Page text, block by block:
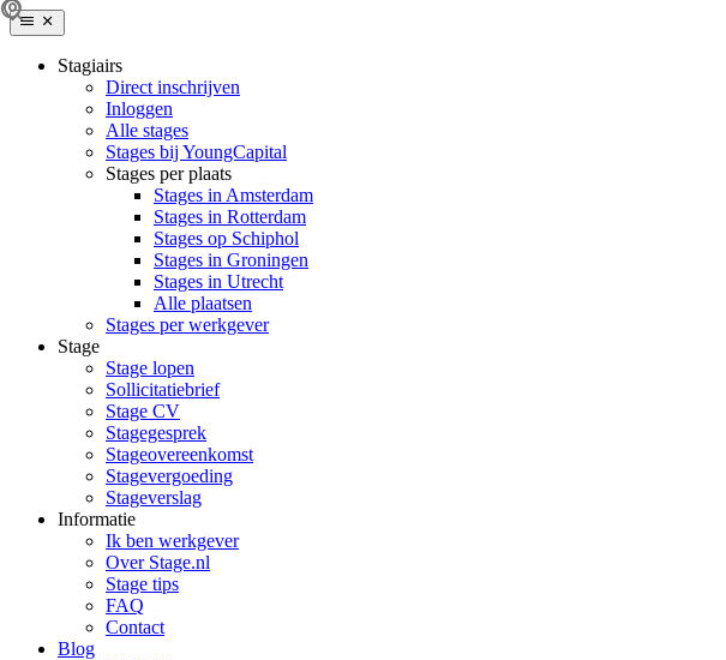
Stagiairs
Direct inschrijven
Inloggen
Alle stages
Stages bij YoungCapital
Stages per plaats
Stages in Amsterdam
Stages in Rotterdam
Stages op Schiphol
Stages in Groningen
Stages in Utrecht
Alle plaatsen
Stages per werkgever
Stage
Stage lopen
Sollicitatiebrief
Stage CV
Stagegesprek
Stageovereenkomst
Stagevergoeding
Stageverslag
Informatie
Ik ben werkgever
Over Stage.nl
Stage tips
FAQ
Contact
Blog